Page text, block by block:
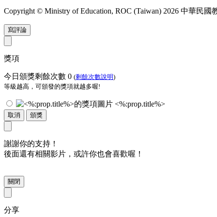
Copyright © Ministry of Education, ROC (Taiwan) 2026 中華民國
寫評論
獎項
今日頒獎剩餘次數 0 (剩餘次數說明)
等級越高，可頒發的獎項就越多喔!
<%:prop.title%>
取消 頒獎
謝謝你的支持！
後面還有相關影片，或許你也會喜歡喔！
關閉
分享